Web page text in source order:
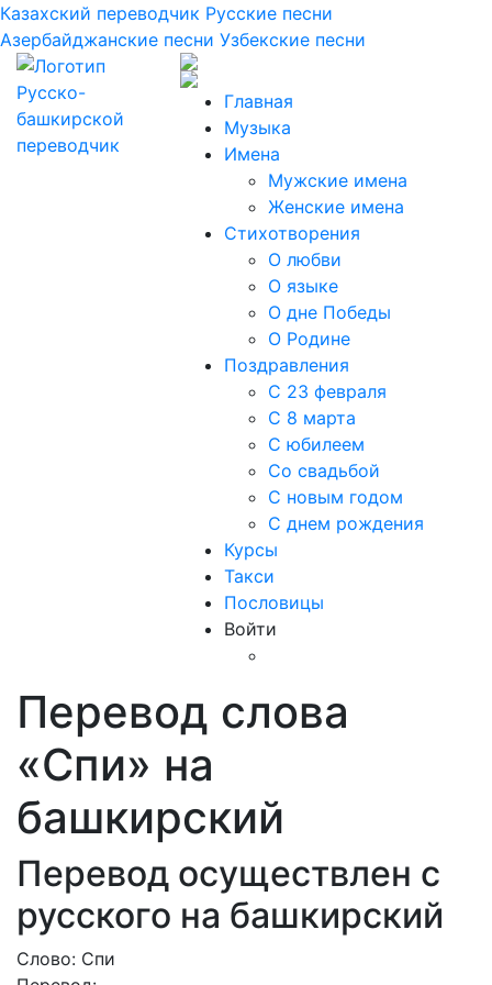
Казахский переводчик Русские песни
Азербайджанские песни Узбекские песни
Главная
Музыка
Имена
Мужские имена
Женские имена
Стихотворения
О любви
О языке
О дне Победы
О Родине
Поздравления
С 23 февраля
С 8 марта
С юбилеем
Со свадьбой
С новым годом
С днем рождения
Курсы
Такси
Пословицы
Войти
Перевод слова
«Спи» на
башкирский
Перевод осуществлен с
русского на башкирский
Слово: Спи